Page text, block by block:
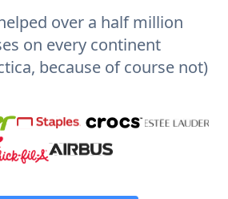
over a half million
on every continent
because of course not)